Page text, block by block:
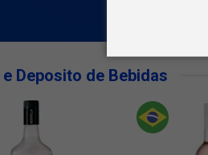
Deposito de Bebidas